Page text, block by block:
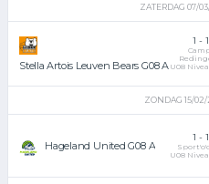
ZATERDAG 07/
Stella Artois Leuven Bears G08 A
1 - 1
U08
ZONDAG 15/
Hageland United G08 A
1 - 1
U08